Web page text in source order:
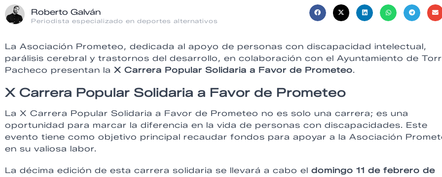
Roberto Galván
Periodista especializado en deportes alternativos
La Asociación Prometeo, dedicada al apoyo de personas con discapacidad intelectual,
parálisis cerebral y trastornos del desarrollo, en colaboración con el Ayuntamiento de
Pacheco presentan la X Carrera Popular Solidaria a Favor de Prometeo.
X Carrera Popular Solidaria a Favor de Prometeo
La X Carrera Popular Solidaria a Favor de Prometeo no es solo una carrera; es una
oportunidad para marcar la diferencia en la vida de personas con discapacidades. Este
evento tiene como objetivo principal recaudar fondos para apoyar a la Asociación
en su valiosa labor.
La décima edición de esta carrera solidaria se llevará a cabo el domingo 11 de febrero de